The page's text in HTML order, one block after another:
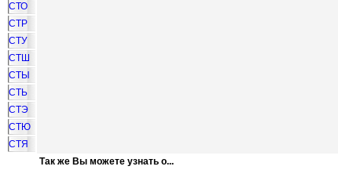
СТО
СТР
СТУ
СТШ
СТЫ
СТЬ
СТЭ
СТЮ
СТЯ
Так же Вы можете узнать о...